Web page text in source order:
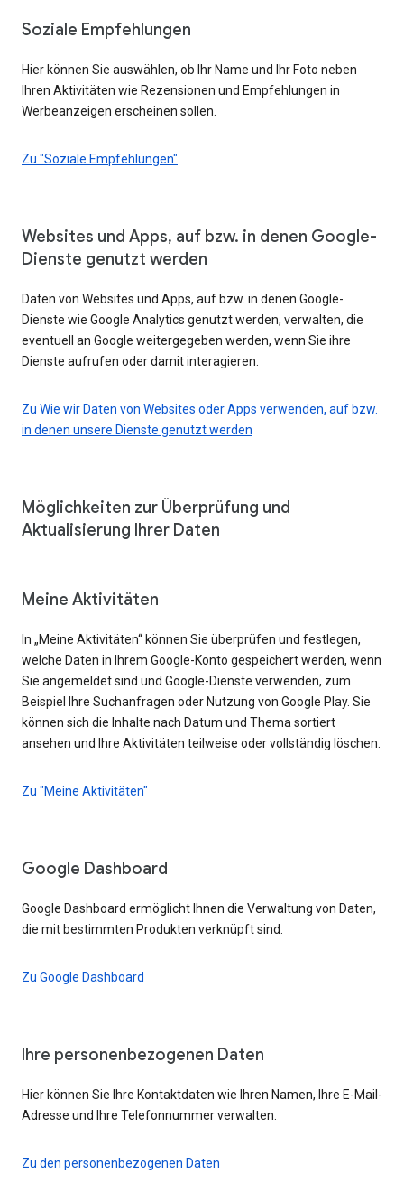
Soziale Empfehlungen
Hier können Sie auswählen, ob Ihr Name und Ihr Foto neben
Ihren Aktivitäten wie Rezensionen und Empfehlungen in
Werbeanzeigen erscheinen sollen.
Zu "Soziale Empfehlungen"
Websites und Apps, auf bzw. in denen Google-
Dienste genutzt werden
Daten von Websites und Apps, auf bzw. in denen Google-
Dienste wie Google Analytics genutzt werden, verwalten, die
eventuell an Google weitergegeben werden, wenn Sie ihre
Dienste aufrufen oder damit interagieren.
Zu Wie wir Daten von Websites oder Apps verwenden, auf bzw.
in denen unsere Dienste genutzt werden
Möglichkeiten zur Überprüfung und
Aktualisierung Ihrer Daten
Meine Aktivitäten
In „Meine Aktivitäten“ können Sie überprüfen und festlegen,
welche Daten in Ihrem Google-Konto gespeichert werden, wenn
Sie angemeldet sind und Google-Dienste verwenden, zum
Beispiel Ihre Suchanfragen oder Nutzung von Google Play. Sie
können sich die Inhalte nach Datum und Thema sortiert
ansehen und Ihre Aktivitäten teilweise oder vollständig löschen.
Zu "Meine Aktivitäten"
Google Dashboard
Google Dashboard ermöglicht Ihnen die Verwaltung von Daten,
die mit bestimmten Produkten verknüpft sind.
Zu Google Dashboard
Ihre personenbezogenen Daten
Hier können Sie Ihre Kontaktdaten wie Ihren Namen, Ihre E-Mail-
Adresse und Ihre Telefonnummer verwalten.
Zu den personenbezogenen Daten